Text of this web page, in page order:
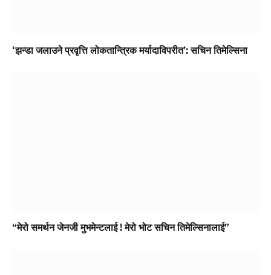
‘झन्डा जलाउने प्रवृत्ति लोकतान्त्रिक मर्यादाविपरीत’: सचिन तिमेल्सिना
“मेरो समर्थन जेनजी मुभमेन्टलाई ! मेरो भोट सचिन तिमेल्सिनालाई”